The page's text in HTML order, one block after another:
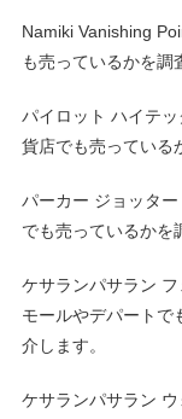
Namiki Vanishing
も売っているかを調
パイロット ハイテ
貨店でも売っている
パーカー ジョッタ
でも売っているかを
ケサランパサラン
モールやデパートで
介します。
ケサランパサラン